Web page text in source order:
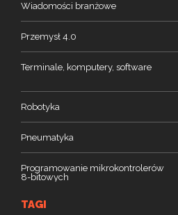
Wiadomości branżowe
Przemysł 4.0
Terminale, komputery, software
Robotyka
Pneumatyka
Programowanie mikrokontrolerów
8-bitowych
TAGI